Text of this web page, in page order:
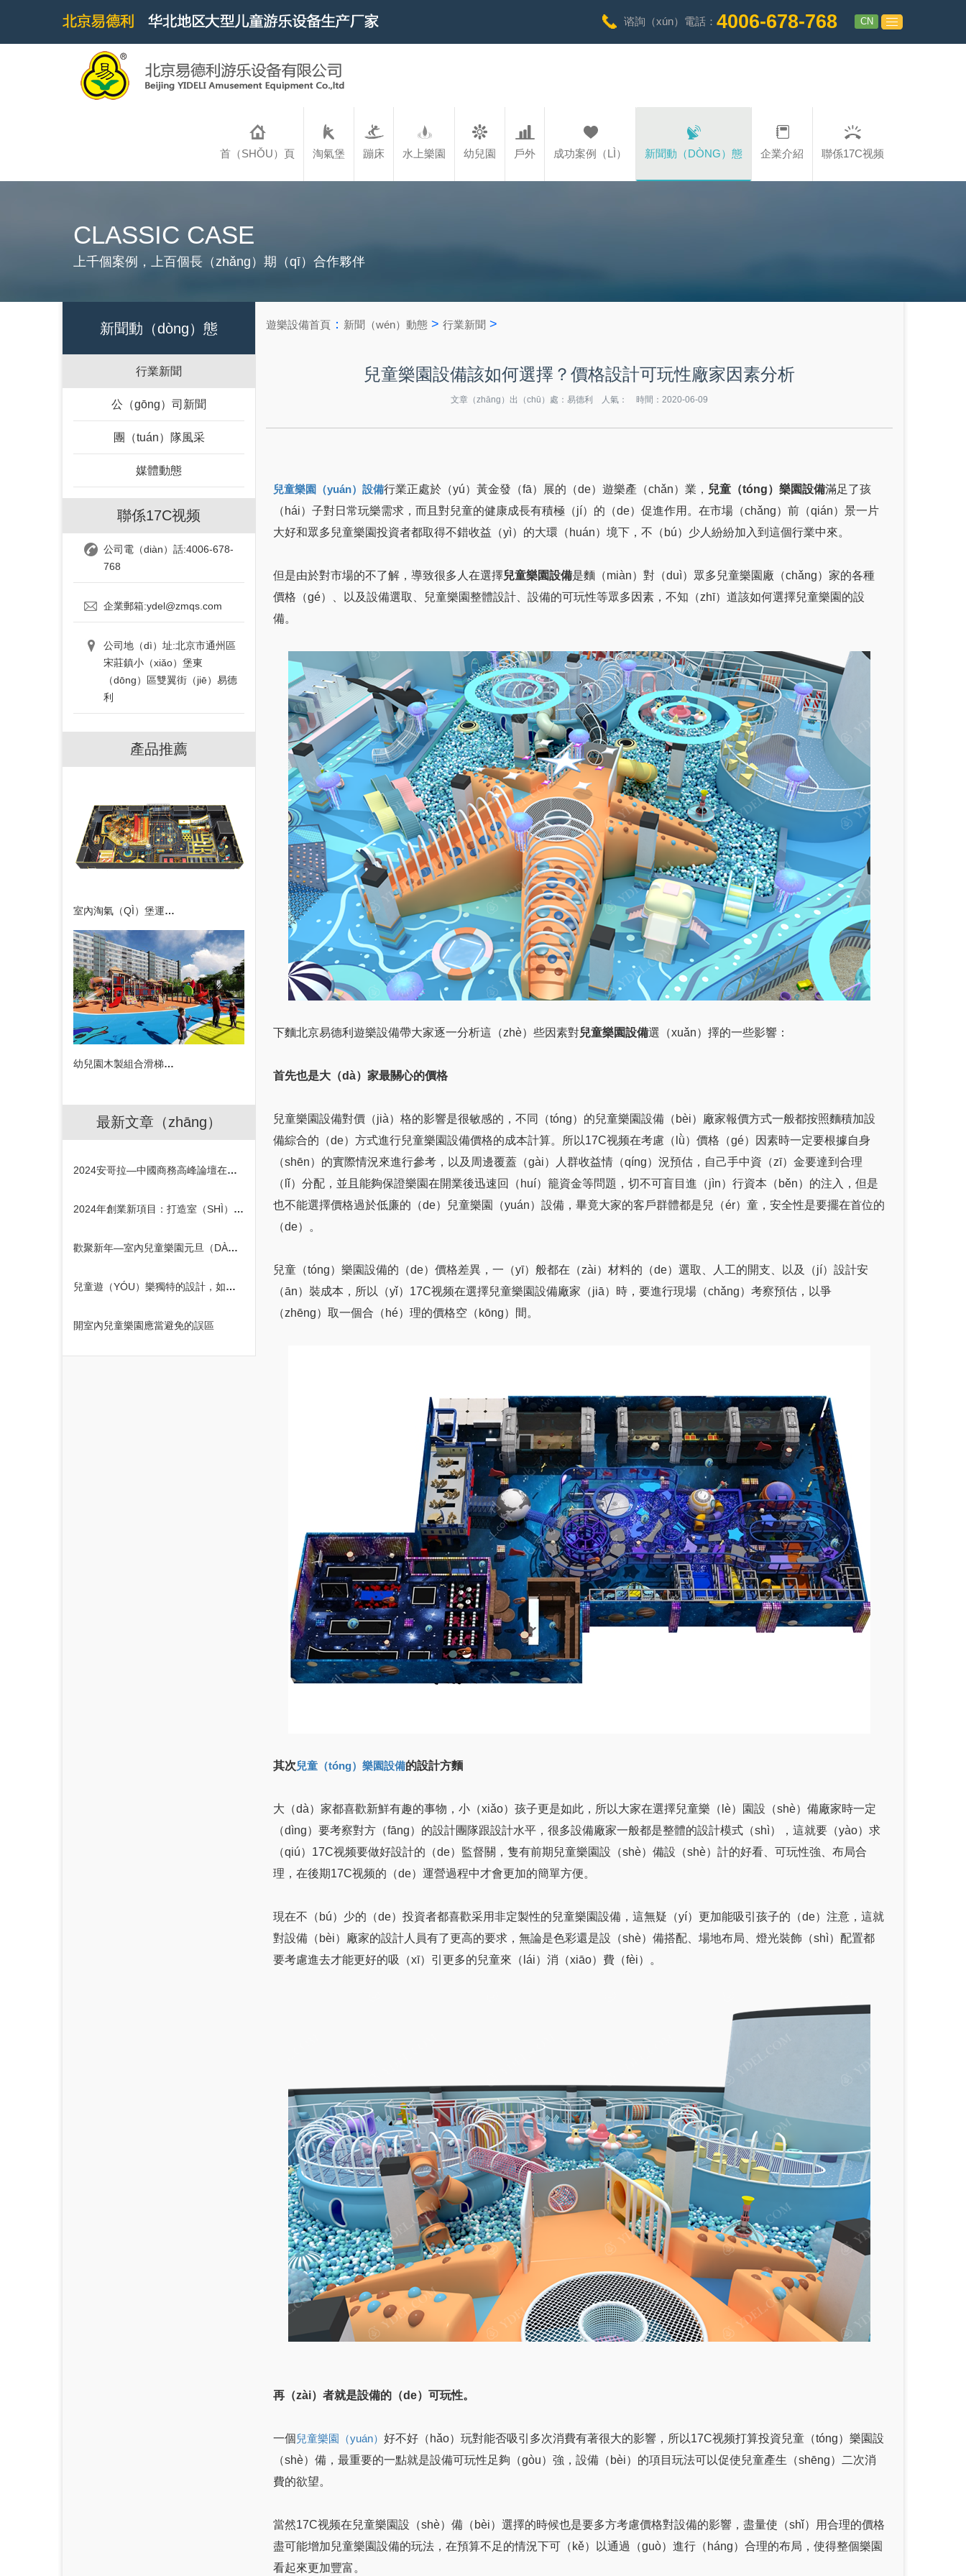
谘詢（xún）電話： 4006-678-768 CN
首（SHǑU）頁 淘氣堡 蹦床 水上樂園 幼兒園 戶外 成功案例（LÌ） 新聞動（DÒNG）態 企業介紹 聯係17C视频
CLASSIC CASE
上千個案例，上百個長（zhǎng）期（qī）合作夥伴
新聞動（dòng）態
行業新聞
公（gōng）司新聞
團（tuán）隊風采
媒體動態
聯係17C视频
公司電（diàn）話:4006-678-
768
企業郵箱:ydel@zmqs.com
公司地（dì）址:北京市通州區
宋莊鎮小（xiǎo）堡東
（dōng）區雙翼街（jiē）易德
利
產品推薦
室內淘氣（QÌ）堡運動（DÒNG）公（GŌNG）園（YUÁN）
幼兒園木製組合滑梯設備
最新文章（zhāng）
2024安哥拉—中國商務高峰論壇在京召開
2024年創業新項目：打造室（SHÌ）內兒童樂園的契機
歡聚新年—室內兒童樂園元旦（DÀN）活動策劃方案
兒童遊（YÓU）樂獨特的設計，如何吸引孩子（ZǏ）的注意力
開室內兒童樂園應當避免的誤區
遊樂設備首頁 ： 新聞（wén）動態 > 行業新聞 >
兒童樂園設備該如何選擇？價格設計可玩性廠家因素分析
文章（zhāng）出（chū）處：易德利 人氣： 時間：2020-06-09
兒童樂園（yuán）設備行業正處於（yú）黃金發（fā）展的（de）遊樂產（chǎn）業， 兒童（tóng）樂園設備滿足了孩
（hái）子對日常玩樂需求，而且對兒童的健康成長有積極（jí）的（de）促進作用。在市場（chǎng）前（qián）景一片
大好和眾多兒童樂園投資者都取得不錯收益（yì）的大環（huán）境下，不（bú）少人紛紛加入到這個行業中來。
但是由於對市場的不了解，導致很多人在選擇兒童樂園設備是麵（miàn）對（duì）眾多兒童樂園廠（chǎng）家的各種
價格（gé）、以及設備選取、兒童樂園整體設計、設備的可玩性等眾多因素，不知（zhī）道該如何選擇兒童樂園的設
備。
下麵北京易德利遊樂設備帶大家逐一分析這（zhè）些因素對兒童樂園設備選（xuǎn）擇的一些影響：
首先也是大（dà）家最關心的價格
兒童樂園設備對價（jià）格的影響是很敏感的，不同（tóng）的兒童樂園設備（bèi）廠家報價方式一般都按照麵積加設
備綜合的（de）方式進行兒童樂園設備價格的成本計算。所以17C视频在考慮（lǜ）價格（gé）因素時一定要根據自身
（shēn）的實際情況來進行參考，以及周邊覆蓋（gài）人群收益情（qíng）況預估，自己手中資（zī）金要達到合理
（lǐ）分配，並且能夠保證樂園在開業後迅速回（huí）籠資金等問題，切不可盲目進（jìn）行資本（běn）的注入，但是
也不能選擇價格過於低廉的（de）兒童樂園（yuán）設備，畢竟大家的客戶群體都是兒（ér）童，安全性是要擺在首位的
（de）。
兒童（tóng）樂園設備的（de）價格差異，一（yī）般都在（zài）材料的（de）選取、人工的開支、以及（jí）設計安
（ān）裝成本，所以（yǐ）17C视频在選擇兒童樂園設備廠家（jiā）時，要進行現場（chǎng）考察預估，以爭
（zhēng）取一個合（hé）理的價格空（kōng）間。
其次兒童（tóng）樂園設備的設計方麵
大（dà）家都喜歡新鮮有趣的事物，小（xiǎo）孩子更是如此，所以大家在選擇兒童樂（lè）園設（shè）備廠家時一定
（dìng）要考察對方（fāng）的設計團隊跟設計水平，很多設備廠家一般都是整體的設計模式（shì），這就要（yào）求
（qiú）17C视频要做好設計的（de）監督關，隻有前期兒童樂園設（shè）備設（shè）計的好看、可玩性強、布局合
理，在後期17C视频的（de）運營過程中才會更加的簡單方便。
現在不（bú）少的（de）投資者都喜歡采用非定製性的兒童樂園設備，這無疑（yí）更加能吸引孩子的（de）注意，這就
對設備（bèi）廠家的設計人員有了更高的要求，無論是色彩還是設（shè）備搭配、場地布局、燈光裝飾（shì）配置都
要考慮進去才能更好的吸（xī）引更多的兒童來（lái）消（xiāo）費（fèi）。
再（zài）者就是設備的（de）可玩性。
一個兒童樂園（yuán） 好不好（hǎo）玩對能否吸引多次消費有著很大的影響，所以17C视频打算投資兒童（tóng）樂園設
（shè）備，最重要的一點就是設備可玩性足夠（gòu）強，設備（bèi）的項目玩法可以促使兒童產生（shēng）二次消
費的欲望。
當然17C视频在兒童樂園設（shè）備（bèi）選擇的時候也是要多方考慮價格對設備的影響，盡量使（shǐ）用合理的價格
盡可能增加兒童樂園設備的玩法，在預算不足的情況下可（kě）以通過（guò）進行（háng）合理的布局，使得整個樂園
看起來更加豐富。